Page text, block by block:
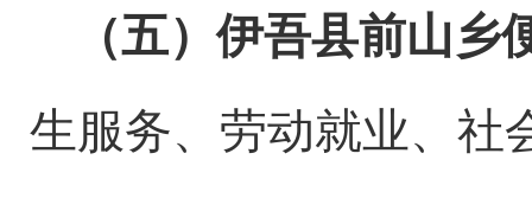
（五）伊吾县前山乡
生服务、劳动就业、社